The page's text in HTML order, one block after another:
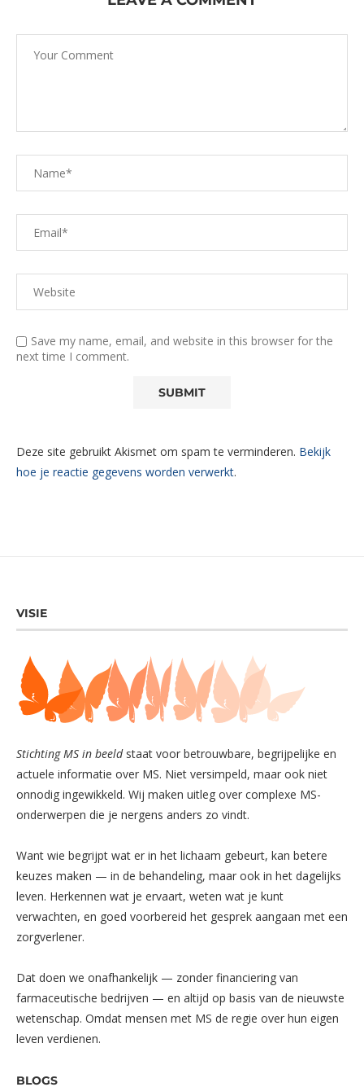
Save my name, email, and website in this browser for the
next time I comment.
Deze site gebruikt Akismet om spam te verminderen. Bekijk
hoe je reactie gegevens worden verwerkt.
VISIE
Stichting MS in beeldstaat voor betrouwbare, begrijpelijke en
actuele informatie over MS. Niet versimpeld, maar ook niet
onnodig ingewikkeld. Wij maken uitleg over complexe MS-
onderwerpen die je nergens anders zo vindt.
Want wie begrijpt wat er in het lichaam gebeurt, kan betere
keuzes maken — in de behandeling, maar ook in het dagelijks
leven. Herkennen wat je ervaart, weten wat je kunt
verwachten, en goed voorbereid het gesprek aangaan met een
zorgverlener.
Dat doen we onafhankelijk — zonder financiering van
farmaceutische bedrijven — en altijd op basis van de nieuwste
wetenschap. Omdat mensen met MS de regie over hun eigen
leven verdienen.
BLOGS